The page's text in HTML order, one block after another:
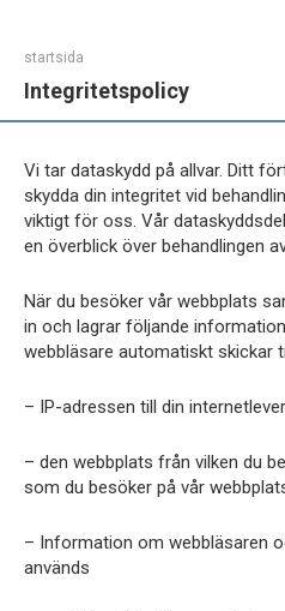
startsida
Integritetspolicy
Vi tar dataskydd på allvar. Ditt
skydda din integritet vid
viktigt för oss. Vår
en överblick över behandlingen
När du besöker vår webbplats
in och lagrar följande
webbläsare automatiskt skickar
– IP-adressen till din
– den webbplats från vilken du
som du besöker på vår
– Information om webbläsaren
används